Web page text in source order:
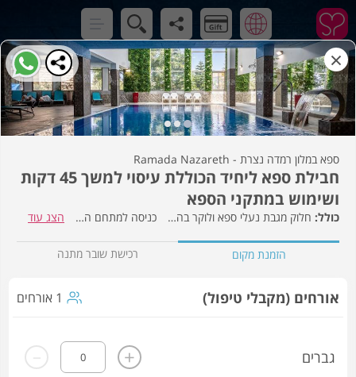
×
ספא במלון רמדה נצרת - Ramada Nazareth
חבילת ספא ליחיד הכוללת עיסוי למשך 45 דקות
ושימוש במתקני הספא
חלוק מגבת נעלי ספא ולוקר בהשאלה כניסה למתחם הספא הצג עוד
הזמנת מקום רכישת שובר מתנה
אורחים (מקבלי טיפול) 1 אורחים
גברים +
-